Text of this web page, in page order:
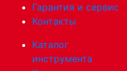
Гарантия и сервис
Контакты
Каталог
инструмента